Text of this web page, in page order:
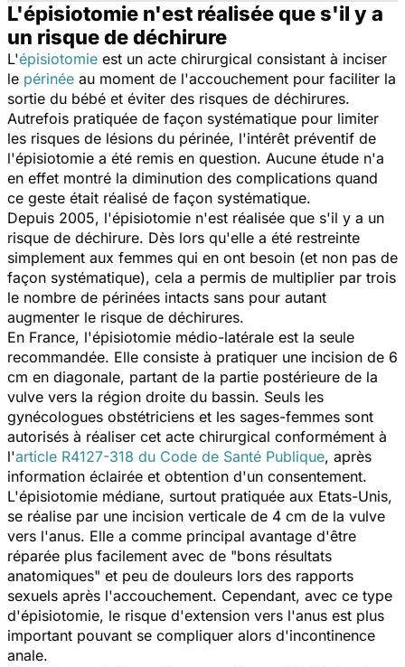
L'épisiotomie n'est réalisée que s'il y a
un risque de déchirure
L'épisiotomie est un acte chirurgical consistant à inciser
le périnée au moment de l'accouchement pour faciliter la
sortie du bébé et éviter des risques de déchirures.
Autrefois pratiquée de façon systématique pour limiter
les risques de lésions du périnée, l'intérêt préventif de
l'épisiotomie a été remis en question. Aucune étude n'a
en effet montré la diminution des complications quand
ce geste était réalisé de façon systématique.
Depuis 2005, l'épisiotomie n'est réalisée que s'il y a un
risque de déchirure. Dès lors qu'elle a été restreinte
simplement aux femmes qui en ont besoin (et non pas de
façon systématique), cela a permis de multiplier par trois
le nombre de périnées intacts sans pour autant
augmenter le risque de déchirures.
En France, l'épisiotomie médio-latérale est la seule
recommandée. Elle consiste à pratiquer une incision de 6
cm en diagonale, partant de la partie postérieure de la
vulve vers la région droite du bassin. Seuls les
gynécologues obstétriciens et les sages-femmes sont
autorisés à réaliser cet acte chirurgical conformément à
l'article R4127-318 du Code de Santé Publique, après
information éclairée et obtention d'un consentement.
L'épisiotomie médiane, surtout pratiquée aux Etats-Unis,
se réalise par une incision verticale de 4 cm de la vulve
vers l'anus. Elle a comme principal avantage d'être
réparée plus facilement avec de "bons résultats
anatomiques" et peu de douleurs lors des rapports
sexuels après l'accouchement. Cependant, avec ce type
d'épisiotomie, le risque d'extension vers l'anus est plus
important pouvant se compliquer alors d'incontinence
anale.